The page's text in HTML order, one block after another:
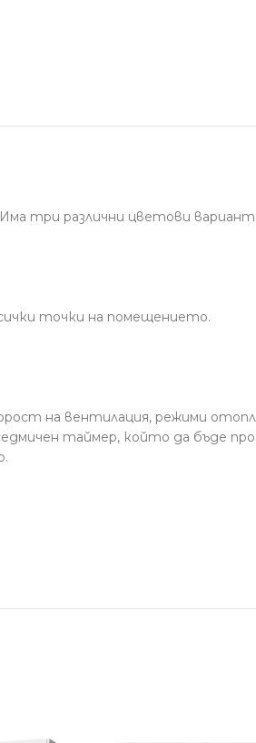
три различни цветови
точки на помещението.
на вентилация, режими
таймер, който да бъде